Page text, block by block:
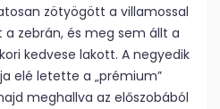
zötyögött a villamossal
zebrán, és meg sem állt a
kedvese lakott. A negyedik
elé letette a „prémium”
meghallva az előszobából